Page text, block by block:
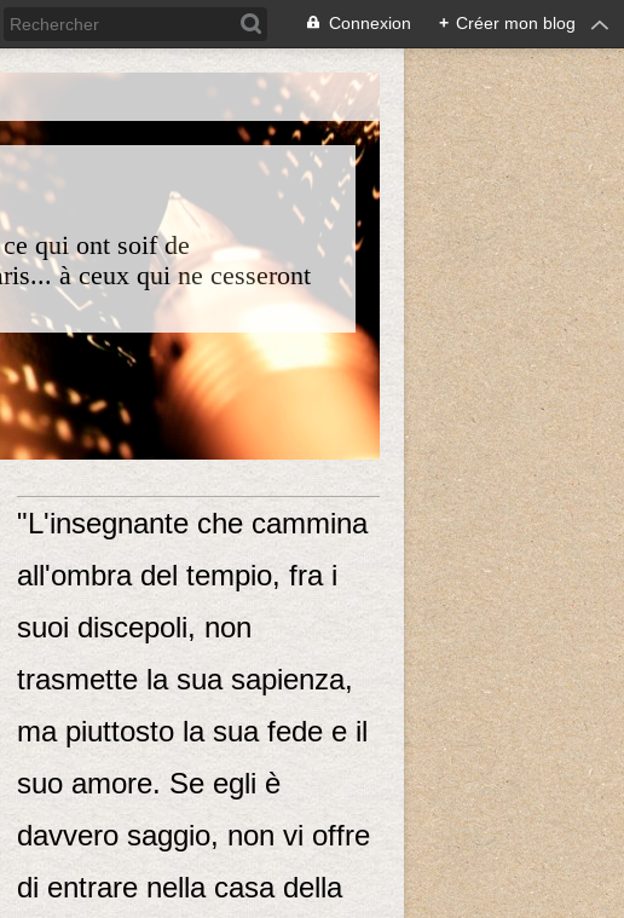
Connexion + Créer mon blog
qui ont soif de
à ceux qui ne cesseront
"L'insegnante che cammina
all'ombra del tempio, fra i
suoi discepoli, non
trasmette la sua sapienza,
ma piuttosto la sua fede e il
suo amore. Se egli è
davvero saggio, non vi offre
di entrare nella casa della